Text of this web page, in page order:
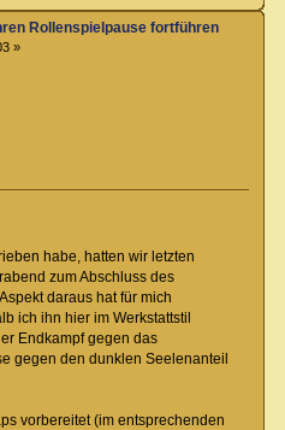
Rollenspielpause fortführen
»
habe, hatten wir letzten
zum Abschluss des
daraus hat für mich
ich ihn hier im Werkstattstil
Endkampf gegen das
gegen den dunklen Seelenanteil
vorbereitet (im entsprechenden